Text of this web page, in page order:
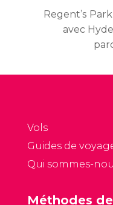
Regent’s
avec
les
Vols
Guides de
Qui sommes-
Méthodes